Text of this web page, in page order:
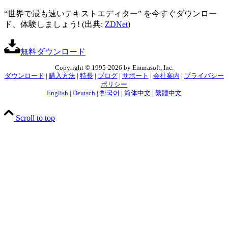
“世界で最も速いテキストエディター” を今すぐダウンロー
ド、体験しましょう! (出典: ZDNet)
無料ダウンロード
Copyright © 1995-2026 by Emurasoft, Inc.
ダウンロード
購入方法| 特長| ブログ| サポート 会社案内
プライバシー
ポリシー
English| Deutsch| 한국어 简体中文 繁體中文
Scroll to top